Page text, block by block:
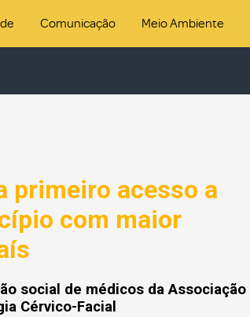
Comunicação Meio Ambiente
primeiro acesso a
com maior
social de médicos da Associação
Cérvico-Facial